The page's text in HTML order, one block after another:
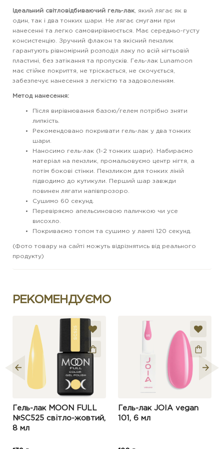
Ідеальний світловідбиваючий гель-лак , який лягає як в
один, так і два тонких шари. Не лягає смугами при
нанесенні та легко самовирівнюється. Має середньо-густу
консистенцію. Зручний флакон та якісний пензлик
гарантують рівномірний розподіл лаку по всій нігтьовій
пластині, без затікання та пропусків. Гель-лак Lunamoon
має стійке покриття, не тріскається, не скочується,
забезпечує нанесення з легкістю та задоволенням.
Метод нанесення:
Після вирівнювання базою/гелем потрібно зняти
липкість.
Рекомендовано покривати гель-лак у два тонких
шари.
Наносимо гель-лак (1-2 тонких шари). Набираємо
матеріал на пензлик, промальовуємо центр нігтя, а
потім бокові стінки. Пензликом для тонких ліній
підводимо до кутикули. Перший шар завжди
повинен лягати напівпрозоро.
Сушимо 60 секунд.
Перевіряємо апельсиновою паличкою чи усе
висохло.
Покриваємо топом та сушимо у лампі 120 секунд.
(Фото товару на сайті можуть відрізнятись від реального
продукту)
РЕКОМЕНДУЄМО
Гель-лак MOON FULL
№SC525 світло-жовтий,
8 мл
Гель-лак JOIA vegan
101, 6 мл